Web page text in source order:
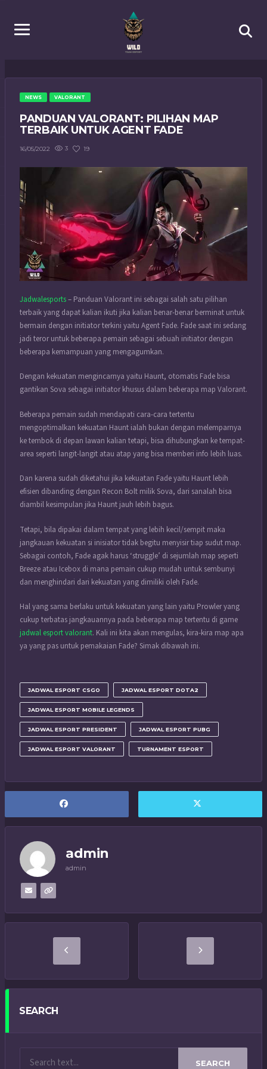
NEWS VALORANT
PANDUAN VALORANT: PILIHAN MAP
TERBAIK UNTUK AGENT FADE
16/05/2022 3 19
Jadwalesports– Panduan Valorant ini sebagai salah satu pilihan
terbaik yang dapat kalian ikuti jika kalian benar-benar berminat untuk
bermain dengan initiator terkini yaitu Agent Fade. Fade saat ini sedang
jadi teror untuk beberapa pemain sebagai sebuah initiator dengan
beberapa kemampuan yang mengagumkan.
Dengan kekuatan mengincarnya yaitu Haunt, otomatis Fade bisa
gantikan Sova sebagai initiator khusus dalam beberapa map Valorant.
Beberapa pemain sudah mendapati cara-cara tertentu
mengoptimalkan kekuatan Haunt ialah bukan dengan melemparnya
ke tembok di depan lawan kalian tetapi, bisa dihubungkan ke tempat-
area seperti langit-langit atau atap yang bisa memberi info lebih luas.
Dan karena sudah diketahui jika kekuatan Fade yaitu Haunt lebih
efisien dibanding dengan Recon Bolt milik Sova, dari sanalah bisa
diambil kesimpulan jika Haunt jauh lebih bagus.
Tetapi, bila dipakai dalam tempat yang lebih kecil/sempit maka
jangkauan kekuatan si inisiator tidak begitu menyisir tiap sudut map.
Sebagai contoh, Fade agak harus ‘struggle’ di sejumlah map seperti
Breeze atau Icebox di mana pemain cukup mudah untuk sembunyi
dan menghindari dari kekuatan yang dimiliki oleh Fade.
Hal yang sama berlaku untuk kekuatan yang lain yaitu Prowler yang
cukup terbatas jangkauannya pada beberapa map tertentu di game
jadwal esport valorant. Kali ini kita akan mengulas, kira-kira map apa
ya yang pas untuk pemakaian Fade? Simak dibawah ini.
JADWAL ESPORT CSGO JADWAL ESPORT DOTA2
JADWAL ESPORT MOBILE LEGENDS
JADWAL ESPORT PRESIDENT JADWAL ESPORT PUBG
JADWAL ESPORT VALORANT TURNAMENT ESPORT
admin
admin
SEARCH
SEARCH